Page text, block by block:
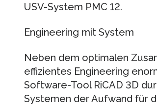
USV-System PMC 12.
Engineering mit System
Neben dem optimalen
effizientes Engineering
Software-Tool RiCAD 3D
Systemen der Aufwand für